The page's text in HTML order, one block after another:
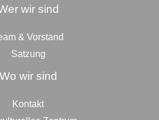
wir sind
& Vorstand
Satzung
Wo wir sind
Kontakt